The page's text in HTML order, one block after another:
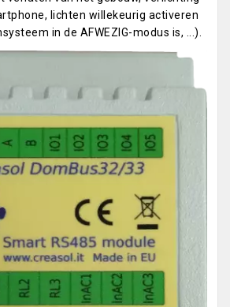
lichten willekeurig activeren
in de AFWEZIG-modus is, ...).